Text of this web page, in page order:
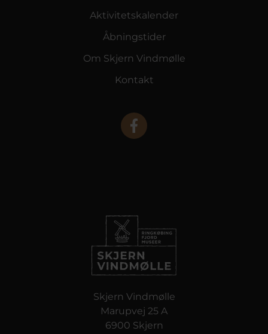
Aktivitetskalender
Åbningstider
Om Skjern Vindmølle
Kontakt
Skjern Vindmølle
Marupvej 25 A
6900 Skjern